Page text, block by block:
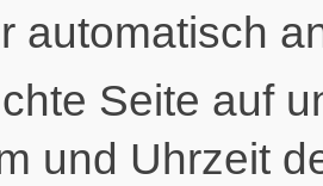
automatisch
Seite auf
und Uhrzeit